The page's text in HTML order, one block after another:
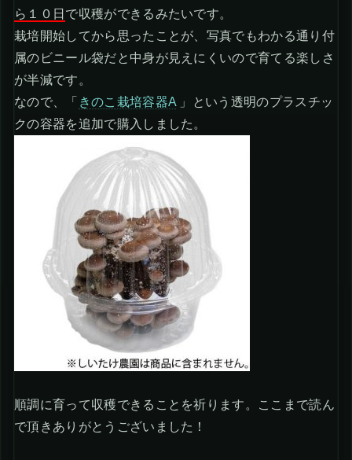
ら１０日 で収穫ができるみたいです。
栽培開始してから思ったことが、写真でもわかる通り付
属のビニール袋だと中身が見えにくいので育てる楽しさ
が半減です。
なので、「 きのこ栽培容器A」という透明のプラスチッ
クの容器を追加で購入しました。
順調に育って収穫できることを祈ります。ここまで読ん
で頂きありがとうございました！